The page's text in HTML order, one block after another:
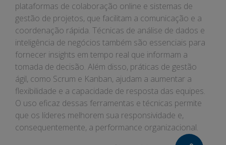
plataformas de colaboração online e sistemas de
gestão de projetos, que facilitam a comunicação e a
coordenação rápida. Técnicas de análise de dados e
inteligência de negócios também são essenciais para
fornecer insights em tempo real que informam a
tomada de decisão. Além disso, práticas de gestão
ágil, como Scrum e Kanban, ajudam a aumentar a
flexibilidade e a capacidade de resposta das equipes.
O uso eficaz dessas ferramentas e técnicas permite
que os líderes melhorem sua responsividade e,
consequentemente, a performance organizacional.